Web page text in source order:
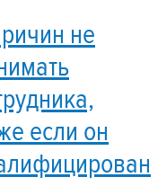
не
если он